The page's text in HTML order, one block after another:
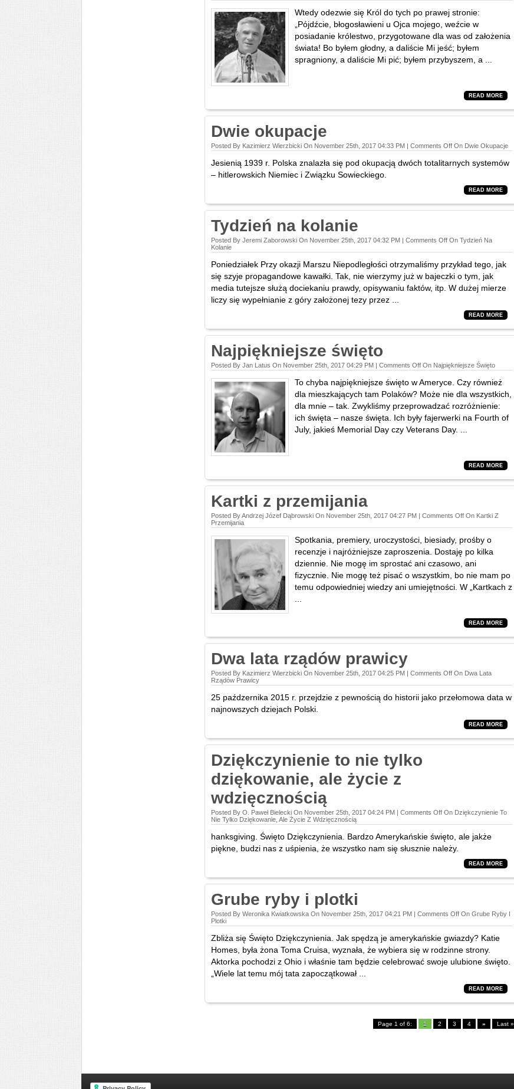
Wtedy odezwie się Król do tych po prawej stronie:
„Pójdźcie, błogosławieni u Ojca mojego, weźcie w
posiadanie królestwo, przygotowane dla was od założenia
świata! Bo byłem głodny, a daliście Mi jeść; byłem
spragniony, a daliście Mi pić; byłem przybyszem, a ...
READ MORE
Dwie okupacje
Posted By Kazimierz Wierzbicki On November 25th, 2017 04:33 PM | Comments Off On Dwie Okupacje
Jesienią 1939 r. Polska znalazła się pod okupacją dwóch totalitarnych systemów
– hitlerowskich Niemiec i Związku Sowieckiego.
READ MORE
Tydzień na kolanie
Posted By Jeremi Zaborowski On November 25th, 2017 04:32 PM | Comments Off On Tydzień Na
Kolanie
Poniedziałek Przy okazji Marszu Niepodległości otrzymaliśmy przykład tego, jak
się szyje propagandowe kawałki. Tak, nie wierzymy już w bajeczki o tym, jak
media tutejsze służą dociekaniu prawdy, opisywaniu faktów, itp. W dużej mierze
liczy się wypełnianie z góry założonej tezy przez ...
READ MORE
Najpiękniejsze święto
Posted By Jan Latus On November 25th, 2017 04:29 PM | Comments Off On Najpiękniejsze Święto
To chyba najpiękniejsze święto w Ameryce. Czy również
dla mieszkających tam Polaków? Może nie dla wszystkich,
dla mnie – tak. Zwykliśmy przeprowadzać rozróżnienie:
ich święta – nasze święta. Ich były fajerwerki na Fourth of
July, jakieś Memorial Day czy Veterans Day. ...
READ MORE
Kartki z przemijania
Posted By Andrzej Józef Dąbrowski On November 25th, 2017 04:27 PM | Comments Off On Kartki Z
Przemijania
Spotkania, premiery, uroczystości, biesiady, prośby o
recenzje i najróżniejsze zaproszenia. Dostaję po kilka
dziennie. Nie mogę im sprostać ani czasowo, ani
fizycznie. Nie mogę też pisać o wszystkim, bo nie mam po
temu odpowiedniej wiedzy ani umiejętności. W „Kartkach z
READ MORE
Dwa lata rządów prawicy
Posted By Kazimierz Wierzbicki On November 25th, 2017 04:25 PM | Comments Off On Dwa Lata
Rządów Prawicy
25 paźdzernika 2015 r. przejdzie z pewnością do historii jako przełomowa data w
najnowszych dziejach Polski.
READ MORE
Dziękczynienie to nie tylko
dziękowanie, ale życie z
wdzięcznością
Posted By O. Paweł Bielecki On November 25th, 2017 04:24 PM | Comments Off On Dziękczynienie To
Nie Tylko Dziękowanie, Ale Życie Z Wdzięcznością
hanksgiving. Święto Dziękczynienia. Bardzo Amerykańskie święto, ale jakże
piękne, budzi nas z uśpienia, że wszystko nam się słusznie należy.
READ MORE
Grube ryby i plotki
Posted By Weronika Kwiatkowska On November 25th, 2017 04:21 PM | Comments Off On Grube Ryby I
Plotki
Zbliża się Święto Dziękczynienia. Jak spędzą je amerykańskie gwiazdy? Katie
Homes, była żona Toma Cruisa, wyznała, że wybiera się w rodzinne strony.
Aktorka pochodzi z Ohio i właśnie tam będzie celebrować swoje ulubione święto.
„Wiele lat temu mój tata zapoczątkował ...
READ MORE
Page 1 of 6: 1 2 3 4 » Last »